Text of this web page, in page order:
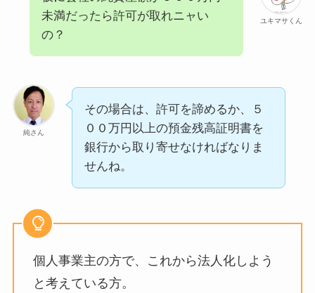
ユキマサくん
未満だったら許可が取れニャい
の？
純さん
その場合は、許可を諦めるか、５
００万円以上の預金残高証明書を
銀行から取り寄せなければなりま
せんね。
個人事業主の方で、これから法人化しよう
と考えている方。